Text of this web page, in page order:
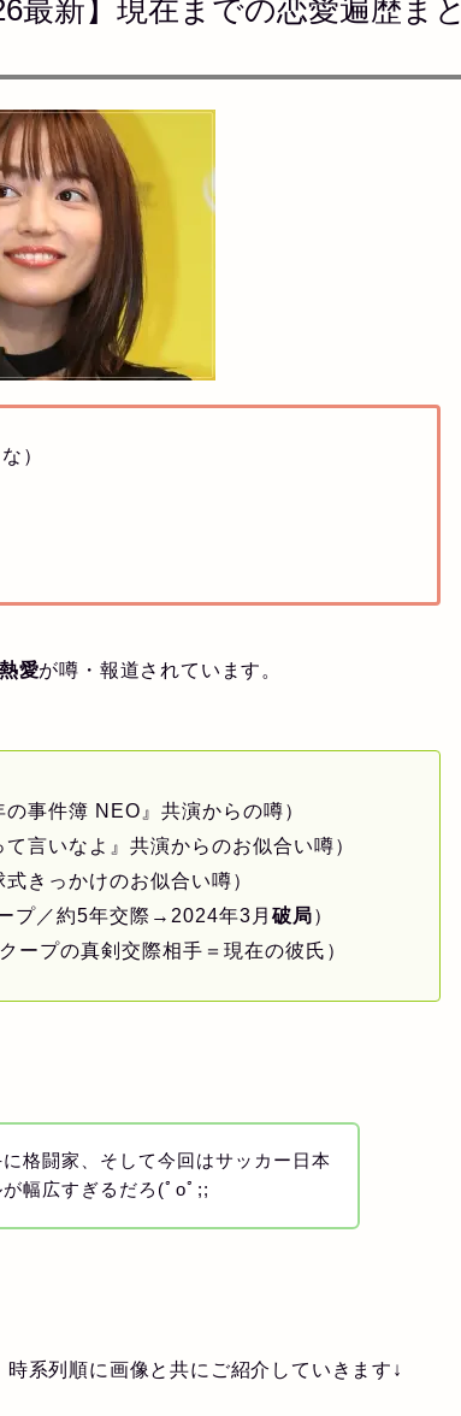
最新】現在までの恋愛遍歴まと
）
愛が噂・報道されています。
事件簿 NEO』共演からの噂）
言いなよ』共演からのお似合い噂）
きっかけのお似合い噂）
プ／約5年交際→2024年3月破局）
ープの真剣交際相手＝現在の彼氏）
格闘家、そして今回はサッカー日本
幅広すぎるだろ(ﾟoﾟ;;
時系列順に画像と共にご紹介していきます↓